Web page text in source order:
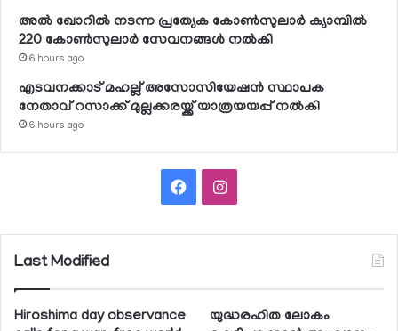
അല്‍ ഖോറില്‍ നടന്ന പ്രത്യേക കോണ്‍സുലാര്‍ ക്യാമ്പില്‍
220 കോണ്‍സുലാര്‍ സേവനങ്ങള്‍ നല്‍കി
6 hours ago
എടവനക്കാട് മഹല്ല് അസോസിയേഷന്‍ സ്ഥാപക
നേതാവ് റസാക്ക് മുല്ലക്കരയ്ക്ക് യാത്രയയപ്പ് നല്‍കി
6 hours ago
FacebookInstagram
Last Modified
Hiroshima day observance
യുദ്ധരഹിത ലോകം